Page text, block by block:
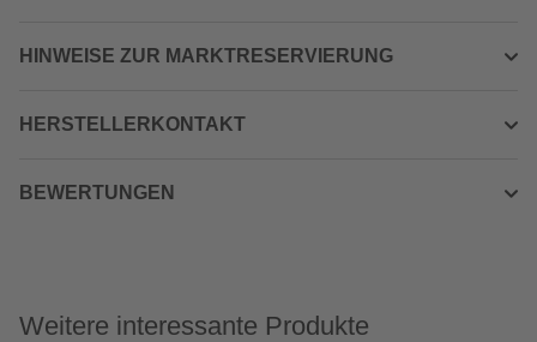
HINWEISE ZUR MARKTRESERVIERUNG
HERSTELLERKONTAKT
BEWERTUNGEN
Weitere interessante Produkte